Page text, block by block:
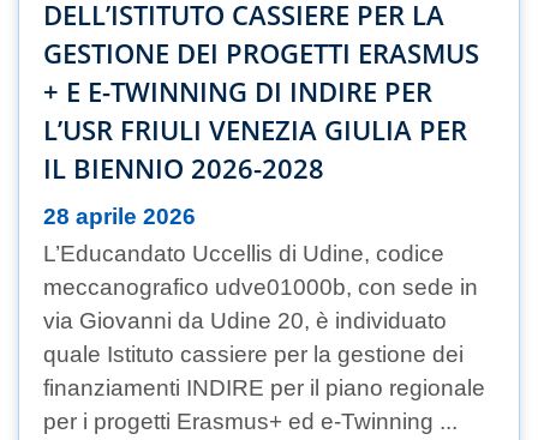
DELL’ISTITUTO CASSIERE PER LA
GESTIONE DEI PROGETTI ERASMUS
+ E E-TWINNING DI INDIRE PER
L’USR FRIULI VENEZIA GIULIA PER
IL BIENNIO 2026-2028
28 aprile 2026
L’Educandato Uccellis di Udine, codice
meccanografico udve01000b, con sede in
via Giovanni da Udine 20, è individuato
quale Istituto cassiere per la gestione dei
finanziamenti INDIRE per il piano regionale
per i progetti Erasmus+ ed e-Twinning ...